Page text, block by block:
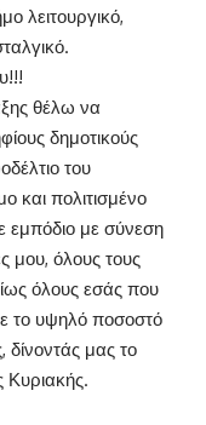
λειτουργικό,
θέλω να
δημοτικούς
του
και πολιτισμένο
με σύνεση
μου, όλους τους
όλους εσάς που
το υψηλό ποσοστό
μας το
Κυριακής.